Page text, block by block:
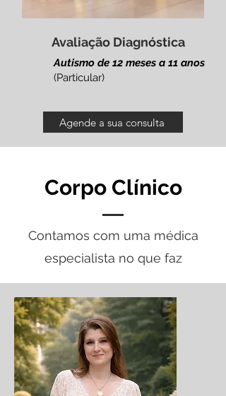
Avaliação Diagnóstica
Autismo de 12 meses a 11 anos
(Particular)
Agende a sua consulta
Corpo Clínico
Contamos com uma médica
especialista no que faz